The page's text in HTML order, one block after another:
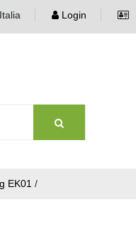
Italia Login
EK01 /